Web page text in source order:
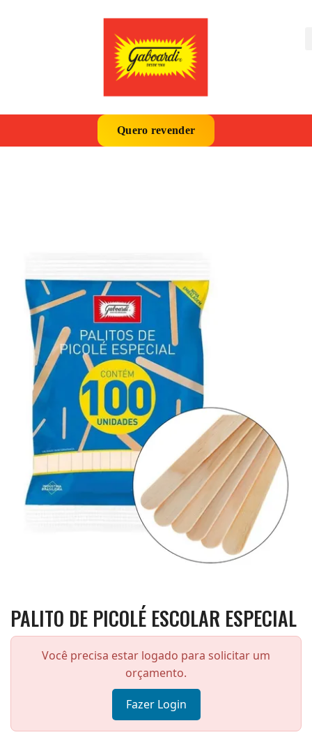
Quero revender
PALITO DE PICOLÉ ESCOLAR ESPECIAL
Você precisa estar logado para solicitar um
orçamento.
Fazer Login